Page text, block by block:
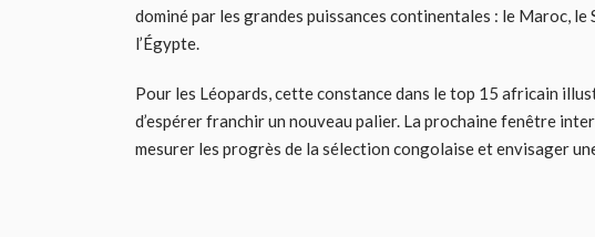
dominé par les grandes puissances continentales : le Maroc,
l’Égypte.
Pour les Léopards, cette constance dans le top 15 africain
d’espérer franchir un nouveau palier. La prochaine fenêtre
mesurer les progrès de la sélection congolaise et envisager